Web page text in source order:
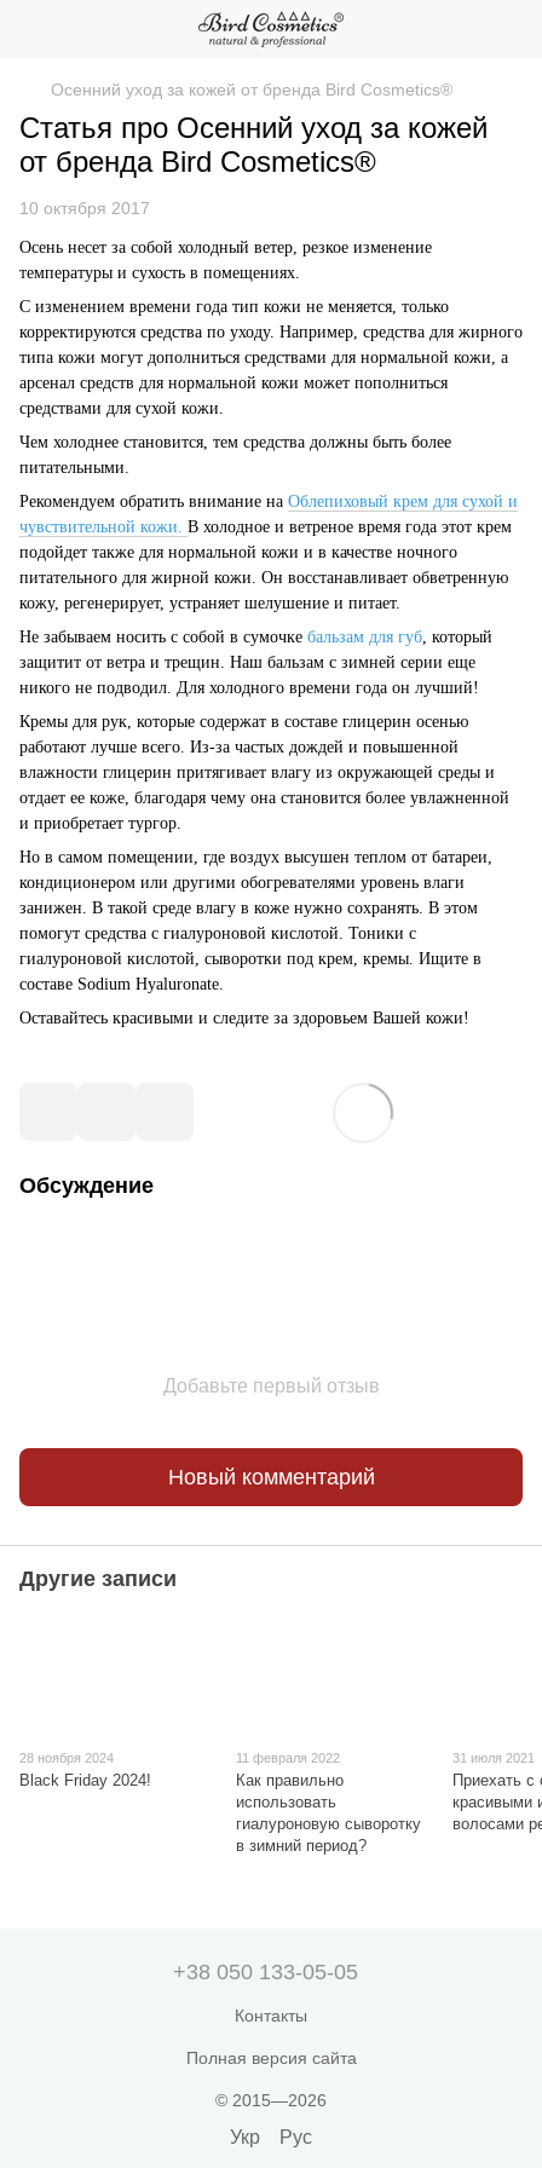
Осенний уход за кожей от бренда Bird Cosmetics®
Статья про Осенний уход за кожей
от бренда Bird Cosmetics®
10 октября 2017
Осень несет за собой холодный ветер, резкое изменение
температуры и сухость в помещениях.
С изменением времени года тип кожи не меняется, только
корректируются средства по уходу. Например, средства для жирного
типа кожи могут дополниться средствами для нормальной кожи, а
арсенал средств для нормальной кожи может пополниться
средствами для сухой кожи.
Чем холоднее становится, тем средства должны быть более
питательными.
Рекомендуем обратить внимание на Облепиховый крем для сухой и
чувствительной кожи. В холодное и ветреное время года этот крем
подойдет также для нормальной кожи и в качестве ночного
питательного для жирной кожи. Он восстанавливает обветренную
кожу, регенерирует, устраняет шелушение и питает.
Не забываем носить с собой в сумочке бальзам для губ, который
защитит от ветра и трещин. Наш бальзам с зимней серии еще
никого не подводил. Для холодного времени года он лучший!
Кремы для рук, которые содержат в составе глицерин осенью
работают лучше всего. Из-за частых дождей и повышенной
влажности глицерин притягивает влагу из окружающей среды и
отдает ее коже, благодаря чему она становится более увлажненной
и приобретает тургор.
Но в самом помещении, где воздух высушен теплом от батареи,
кондиционером или другими обогревателями уровень влаги
занижен. В такой среде влагу в коже нужно сохранять. В этом
помогут средства с гиалуроновой кислотой. Тоники с
гиалуроновой кислотой, сыворотки под крем, кремы. Ищите в
составе Sodium Hyaluronate.
Оставайтесь красивыми и следите за здоровьем Вашей кожи!
Обсуждение
Добавьте первый отзыв
Новый комментарий
Другие записи
28 ноября 2024
Black Friday 2024!
11 февраля 2022
Как правильно
использовать
гиалуроновую сыворотку
в зимний период?
31 июля 2021
Приехать с
красивыми
волосами
+38 050 133-05-05
Контакты
Полная версия сайта
© 2015—2026
Укр Рус